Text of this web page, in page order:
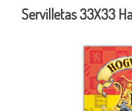
Servilletas 33X33